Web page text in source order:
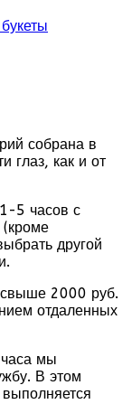
собрана в
глаз, как и от
5 часов с
другой
свыше 2000 руб.
отдаленных
мы
В этом